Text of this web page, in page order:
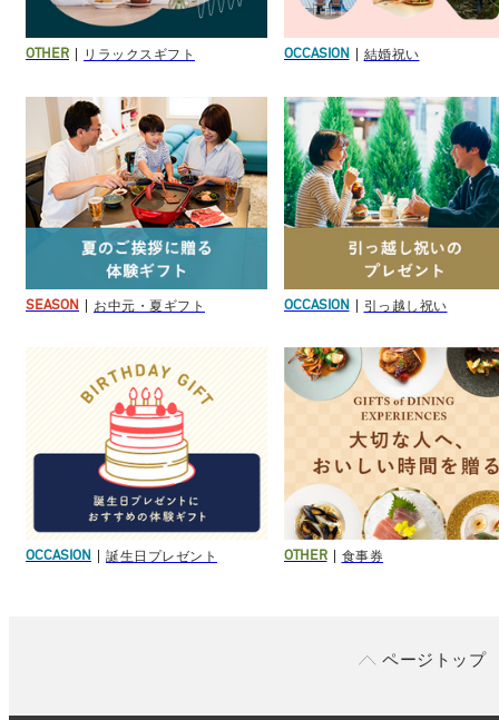
OTHER リラックスギフト OCCASION 結婚祝い
SEASON お中元・夏ギフト OCCASION 引っ越し祝い
OCCASION 誕生日プレゼント OTHER 食事券
ページトップ